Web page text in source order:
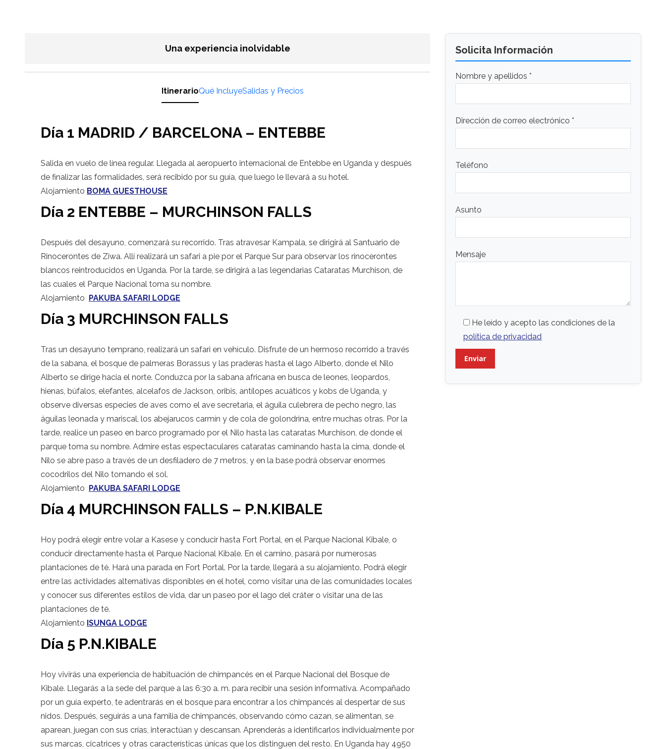
Una experiencia inolvidable
ItinerarioQué IncluyeSalidas y Precios
Día 1 MADRID / BARCELONA – ENTEBBE
Salida en vuelo de línea regular. Llegada al aeropuerto internacional de Entebbe en Uganda y después
de finalizar las formalidades, será recibido por su guía, que luego le llevará a su hotel.
Alojamiento BOMA GUESTHOUSE
Día 2 ENTEBBE – MURCHINSON FALLS
Después del desayuno, comenzará su recorrido. Tras atravesar Kampala, se dirigirá al Santuario de
Rinocerontes de Ziwa. Allí realizará un safari a pie por el Parque Sur para observar los rinocerontes
blancos reintroducidos en Uganda. Por la tarde, se dirigirá a las legendarias Cataratas Murchison, de
las cuales el Parque Nacional toma su nombre.
Alojamiento PAKUBA SAFARI LODGE
Día 3 MURCHINSON FALLS
Tras un desayuno temprano, realizará un safari en vehículo. Disfrute de un hermoso recorrido a través
de la sabana, el bosque de palmeras Borassus y las praderas hasta el lago Alberto, donde el Nilo
Alberto se dirige hacia el norte. Conduzca por la sabana africana en busca de leones, leopardos,
hienas, búfalos, elefantes, alcelafos de Jackson, oribis, antílopes acuáticos y kobs de Uganda, y
observe diversas especies de aves como el ave secretaria, el águila culebrera de pecho negro, las
águilas leonada y mariscal, los abejarucos carmín y de cola de golondrina, entre muchas otras. Por la
tarde, realice un paseo en barco programado por el Nilo hasta las cataratas Murchison, de donde el
parque toma su nombre. Admire estas espectaculares cataratas caminando hasta la cima, donde el
Nilo se abre paso a través de un desfiladero de 7 metros, y en la base podrá observar enormes
cocodrilos del Nilo tomando el sol.
Alojamiento PAKUBA SAFARI LODGE
Día 4 MURCHINSON FALLS – P.N.KIBALE
Hoy podrá elegir entre volar a Kasese y conducir hasta Fort Portal, en el Parque Nacional Kibale, o
conducir directamente hasta el Parque Nacional Kibale. En el camino, pasará por numerosas
plantaciones de té. Hará una parada en Fort Portal. Por la tarde, llegará a su alojamiento. Podrá elegir
entre las actividades alternativas disponibles en el hotel, como visitar una de las comunidades locales
y conocer sus diferentes estilos de vida, dar un paseo por el lago del cráter o visitar una de las
plantaciones de té.
Alojamiento ISUNGA LODGE
Día 5 P.N.KIBALE
Hoy vivirás una experiencia de habituación de chimpancés en el Parque Nacional del Bosque de
Kibale. Llegarás a la sede del parque a las 6:30 a. m. para recibir una sesión informativa. Acompañado
por un guía experto, te adentrarás en el bosque para encontrar a los chimpancés al despertar de sus
nidos. Después, seguirás a una familia de chimpancés, observando cómo cazan, se alimentan, se
aparean, juegan con sus crías, interactúan y descansan. Aprenderás a identificarlos individualmente por
sus marcas, cicatrices y otras características únicas que los distinguen del resto. En Uganda hay 4950
Solicita Información
Nombre y apellidos *
Dirección de correo electrónico *
Teléfono
Asunto
Mensaje
He leído y acepto las condiciones de la
política de privacidad